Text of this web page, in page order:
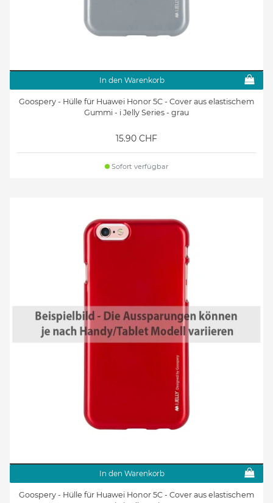
In den Warenkorb
Goospery - Hülle für Huawei Honor 5C - Cover aus elastischem
Gummi - i Jelly Series - grau
15.90 CHF
Sofort verfügbar
In den Warenkorb
Goospery - Hülle für Huawei Honor 5C - Cover aus elastischem